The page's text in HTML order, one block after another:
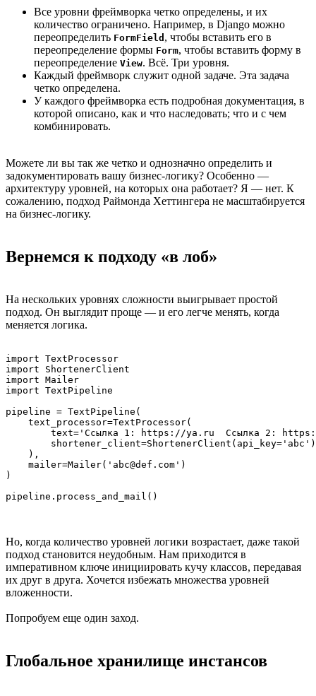
Все уровни фреймворка четко определены, и их
количество ограничено. Например, в Django можно
переопределить FormField , чтобы вставить его в
переопределение формы Form, чтобы вставить форму в
переопределение View. Всё. Три уровня.
Каждый фреймворк служит одной задаче. Эта задача
четко определена.
У каждого фреймворка есть подробная документация, в
которой описано, как и что наследовать; что и с чем
комбинировать.
Можете ли вы так же четко и однозначно определить и
задокументировать вашу бизнес-логику? Особенно —
архитектуру уровней, на которых она работает? Я — нет. К
сожалению, подход Раймонда Хеттингера не масштабируется
на бизнес-логику.
Вернемся к подходу «в лоб»
На нескольких уровнях сложности выигрывает простой
подход. Он выглядит проще — и его легче менять, когда
меняется логика.
import TextProcessor
import ShortenerClient
import Mailer
import TextPipeline
pipeline = TextPipeline(
    text_processor=TextProcessor(
text='Ссылка 1: https://ya.ru  Ссылка 2:
        shortener_client=ShortenerClient(api_key='abc')
    ),
    mailer=Mailer('abc@def.com')
)
Но, когда количество уровней логики возрастает, даже такой
подход становится неудобным. Нам приходится в
императивном ключе инициировать кучу классов, передавая
их друг в друга. Хочется избежать множества уровней
вложенности.
Попробуем еще один заход.
Глобальное хранилище инстансов